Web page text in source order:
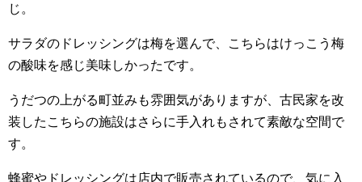
じ。
サラダのドレッシングは梅を選んで、こちらはけっこう梅
の酸味を感じ美味しかったです。
うだつの上がる町並みも雰囲気がありますが、古民家を改
装したこちらの施設はさらに手入れもされて素敵な空間で
す。
蜂蜜やドレッシングは店内で販売されているので、気に入